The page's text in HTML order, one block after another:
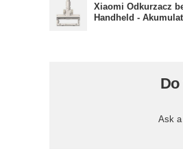
Xiaomi Odkurzacz
Handheld -
Ask a